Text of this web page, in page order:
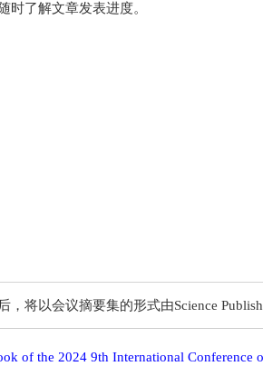
时了解文章发表进度。
将以会议摘要集的形式由Science
of the 2024 9th International Conference